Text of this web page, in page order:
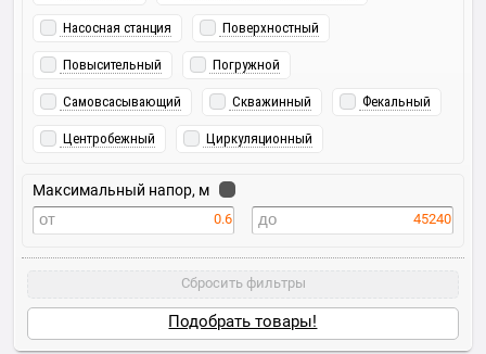
Насосная станция Поверхностный
Повысительный Погружной
Самовсасывающий Скважинный Фекальный
Центробежный Циркуляционный
Максимальный напор, м
0.6 45240
Подобрать товары!
Сбросить фильтры